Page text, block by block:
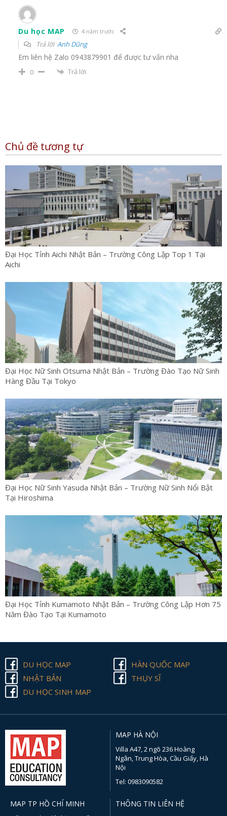
Du học MAP 4 năm trước
Trả lời Anh Dũng
Em liên hệ Zalo 0943879901 để được tư vấn nha
0 Trả lời
Chủ đề tương tự
Đại Học Tỉnh Aichi Nhật Bản – Trường Công Lập Top 1 Tại
Aichi
Đại Học Nữ Sinh Otsuma Nhật Bản – Trường Đào Tạo Nữ Sinh
Hàng Đầu Tại Tokyo
Đại Học Nữ Sinh Yasuda Nhật Bản – Trường Nữ Sinh Nổi Bật
Tại Hiroshima
Đại Học Tỉnh Kumamoto Nhật Bản – Trường Công Lập Hơn 75
Năm Đào Tạo Tại Kumamoto
DU HỌC MAP
HÀN QUỐC MAP
NHẬT BẢN
THỤY SĨ
DU HỌC SINH MAP
MAP HÀ NỘI
Villa A47, 2 ngõ 236 Hoàng
Ngân, Trung Hòa, Cầu Giấy, Hà
Nội
Tel: 0983090582
MAP TP HỒ CHÍ MINH THÔNG TIN LIÊN HỆ